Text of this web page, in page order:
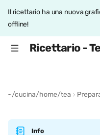
Il ricettario ha una nuova
offline!
Ricettario -
~/cucina/home/tea
Info